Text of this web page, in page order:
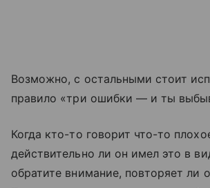
Возможно, с остальными стоит
правило «три ошибки — и ты
Когда кто-то говорит что-то
действительно ли он имел это в
обратите внимание, повторяет ли